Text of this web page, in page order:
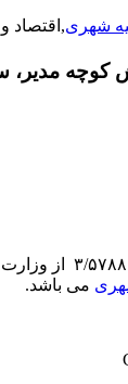
شهری,اقتصاد
ساختمان
می باشد.